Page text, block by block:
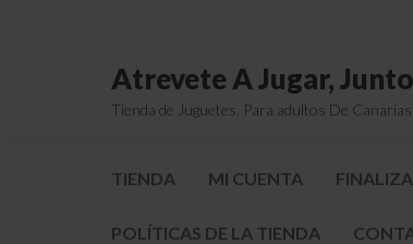
Atrevete A Jugar,
Tienda de Juguetes. Para adultos De Canarias
TIENDA MI CUENTA
POLÍTICAS DE LA TIENDA